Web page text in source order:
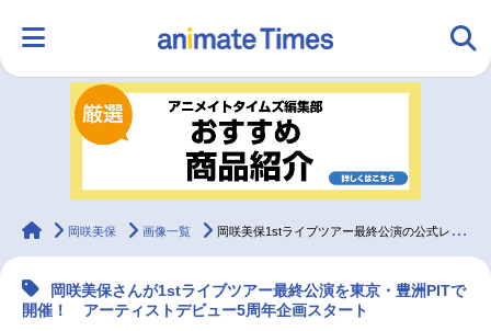
ランキング アニメ
ラジオ みんなの声
マンガ・ラノベ ゲーム・アプリ 音楽
animateTimes
岡咲美保 画像一覧 岡咲美保1stライブツアー最終公演の公式レポート到着！
岡咲美保さんが1stライブツアー最終公演を東京・豊洲PITで
開催！ アーティストデビュー5周年企画スタート